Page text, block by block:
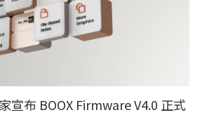
宣布 BOOX Firmware V4.0 正式